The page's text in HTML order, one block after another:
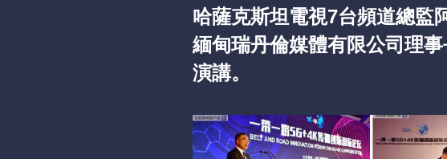
哈薩克斯坦電視7台頻道總監
緬甸瑞丹倫媒體有限公司理
演講。